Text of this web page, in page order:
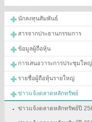
นักลงทุนสัมพันธ์
สารจากประธานกรรมการ
ข้อมูลผู้ถือหุ้น
การเสนอวาระการประชุมใ
รายชื่อผู้ถือหุ้นรายใหญ่
ข่าวแจ้งตลาดหลักทรัพย์
ข่าวแจ้งตลาดหลักทรัพย์ปี